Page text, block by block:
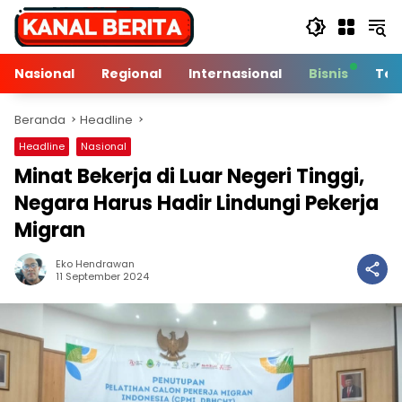
Langsung
konten
Nasional
Regional Internasional Bisnis
Beranda Headline
Headline Nasional
Minat Bekerja di Luar Negeri Tinggi,
Negara Harus Hadir Lindungi Pekerja
Migran
Eko Hendrawan
11 September 2024